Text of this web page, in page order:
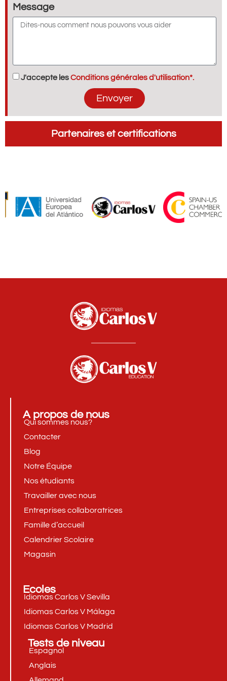
Message
J'accepte lesConditions générales d'utilisation*.
Envoyer
Partenaires et certifications
A propos de nous
Qui sommes nous?
Contacter
Blog
Notre Équipe
Nos étudiants
Travailler avec nous
Entreprises collaboratrices
Famille d’accueil
Calendrier Scolaire
Magasin
Ecoles
Idiomas Carlos V Sevilla
Idiomas Carlos V Málaga
Idiomas Carlos V Madrid
Tests de niveau
Espagnol
Anglais